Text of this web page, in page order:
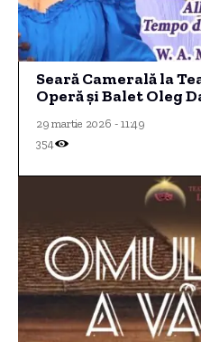
Seară Camerală la
Operă și Balet Oleg
29 martie 2026 - 11:49
354